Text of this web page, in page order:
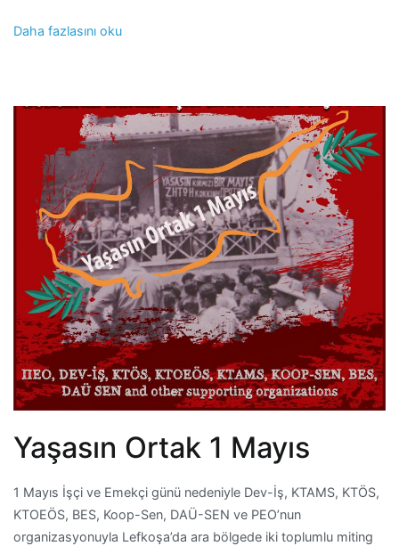
Daha fazlasını oku
Yaşasın Ortak 1 Mayıs
1 Mayıs İşçi ve Emekçi günü nedeniyle Dev-İş, KTAMS, KTÖS,
KTOEÖS, BES, Koop-Sen, DAÜ-SEN ve PEO’nun
organizasyonuyla Lefkoşa’da ara bölgede iki toplumlu miting